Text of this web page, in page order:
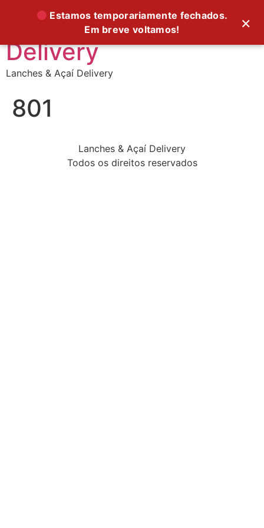
Supreme Foods
Delivery
Lanches & Açaí Delivery
801
Lanches & Açaí Delivery
Todos os direitos reservados
×
Estamos temporariamente fechados.
Em breve voltamos!